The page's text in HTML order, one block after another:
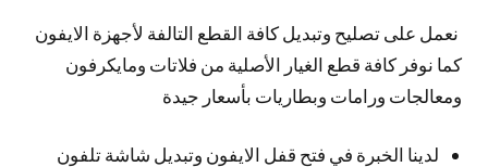
نعمل على تصليح وتبديل كافة القطع التالفة لأجهزة الايفون
كما نوفر كافة قطع الغيار الأصلية من فلاتات ومايكرفون
ومعالجات ورامات وبطاريات بأسعار جيدة
لدينا الخبرة في فتح قفل الايفون وتبديل شاشة تلفون